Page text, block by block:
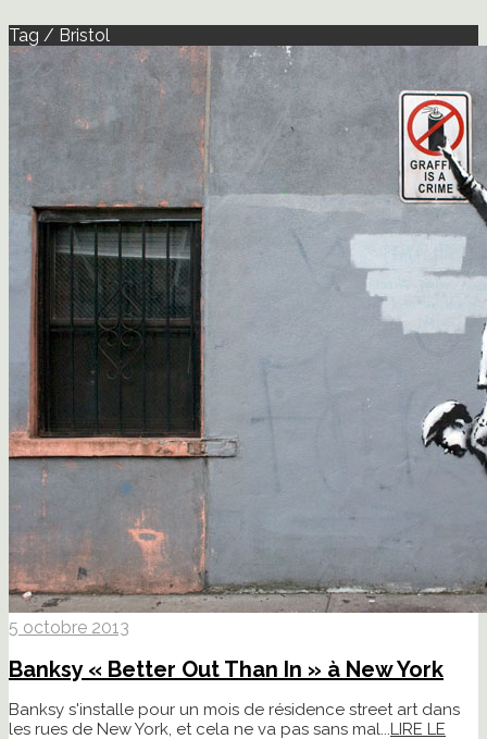
Tag / Bristol
5 octobre 2013
Banksy « Better Out Than In » à New York
Banksy s'installe pour un mois de résidence street art dans
les rues de New York, et cela ne va pas sans mal...LIRE LE